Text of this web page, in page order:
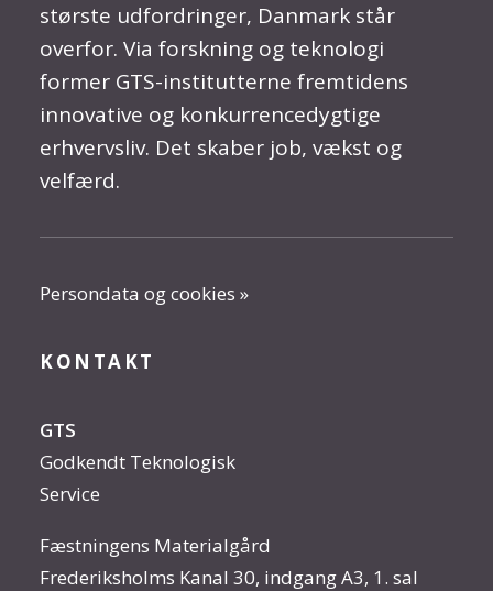
største udfordringer, Danmark står
overfor. Via forskning og teknologi
former GTS-institutterne fremtidens
innovative og konkurrencedygtige
erhvervsliv. Det skaber job, vækst og
velfærd.
Persondata og cookies »
KONTAKT
GTS
Godkendt Teknologisk
Service
Fæstningens Materialgård
Frederiksholms Kanal 30, indgang A3, 1. sal